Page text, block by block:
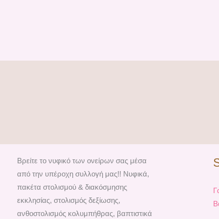
Βρείτε το νυφικό των ονείρων σας μέσα
από την υπέροχη συλλογή μας!! Νυφικά,
πακέτα στολισμού & διακόσμησης
εκκλησίας, στολισμός δεξίωσης,
ανθοστολισμός κολυμπήθρας, βαπτιστικά